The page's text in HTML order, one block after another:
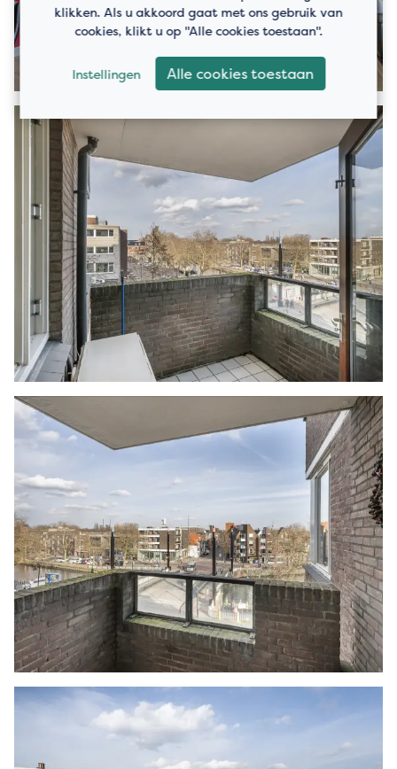
klikken. Als u akkoord gaat met ons gebruik van
cookies, klikt u op "Alle cookies toestaan".
Instellingen Alle cookies toestaan